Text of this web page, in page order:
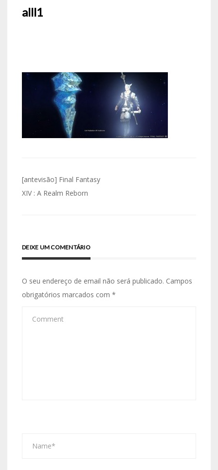
alll1
Navegação
de
[antevisão] Final Fantasy
XIV : A Realm Reborn
DEIXE UM COMENTÁRIO
O seu endereço de email não será publicado. Campos
obrigatórios marcados com *